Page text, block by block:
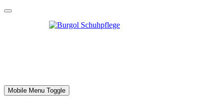
Mobile Menu Toggle